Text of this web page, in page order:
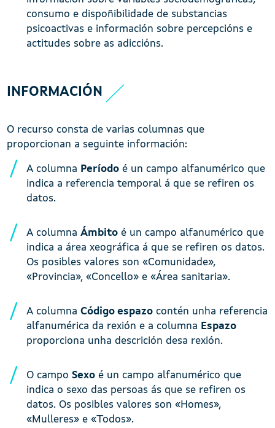
consumo e dispoñibilidade de substancias
psicoactivas e información sobre percepcións e
actitudes sobre as adiccións.
INFORMACIÓN
O recurso consta de varias columnas que
proporcionan a seguinte información:
A columna Período é un campo alfanumérico que
indica a referencia temporal á que se refiren os
datos.
A columnaÁmbito é un campo alfanumérico que
indica a área xeográfica á que se refiren os datos.
Os posibles valores son «Comunidade»,
«Provincia», «Concello» e «Área sanitaria».
A columnaCódigo espazo contén unha referencia
alfanumérica da rexión e a columna Espazo
proporciona unha descrición desa rexión.
O campoSexo é un campo alfanumérico que
indica o sexo das persoas ás que se refiren os
datos. Os posibles valores son «Homes»,
«Mulleres» e «Todos».